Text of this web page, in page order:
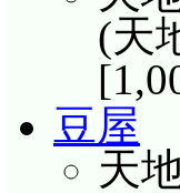
(天
豆屋
天